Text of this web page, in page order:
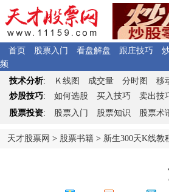
首页 股票入门 看盘解盘 跟庄技巧
频
技术分析: Ｋ 线图 成交量 分时图 移
炒股技巧: 如何选股 买入技巧 卖出技
股票投资: 股票入门 股票知识 股票术
天才股票网 > 股票书籍 > 新生300天K线教